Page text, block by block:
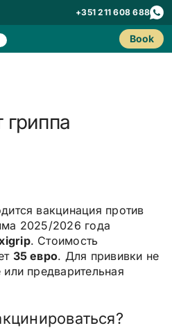
+351 211 608 688
Book
гриппа
вакцинация против
2025/2026 года
. Стоимость
35 евро. Для прививки не
предварительная